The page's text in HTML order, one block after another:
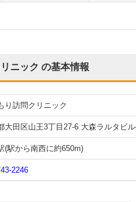
ニック の基本情報
り訪問クリニック
大田区山王3丁目27-6 大森ラルタビ
(駅から南西に約650m)
2246